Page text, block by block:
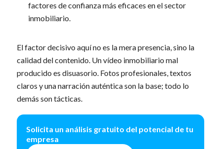
factores de confianza más eficaces en el sector
inmobiliario.
El factor decisivo aquí no es la mera presencia, sino la
calidad del contenido. Un vídeo inmobiliario mal
producido es disuasorio. Fotos profesionales, textos
claros y una narración auténtica son la base; todo lo
demás son tácticas.
Solicita un análisis gratuito del potencial de tu
empresa